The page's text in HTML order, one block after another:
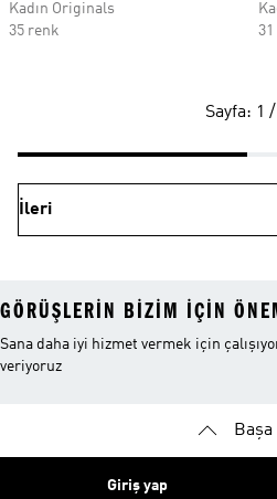
Kadın Originals
35 renk
Sayfa: 1
İleri
GÖRÜŞLERIN BIZIM IÇIN
Sana daha iyi hizmet vermek için
veriyoruz
Başa
Giriş yap